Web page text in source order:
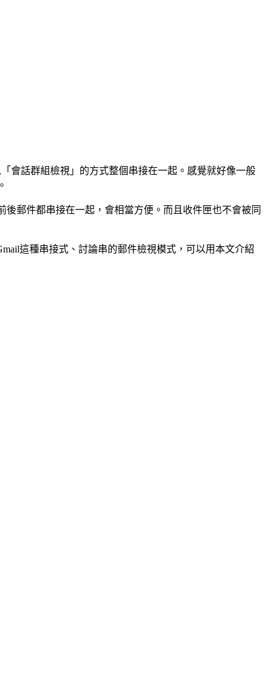
會話群組檢視」的方式整個串接在一起。感覺就好像一般
郵件都串接在一起，會相當方便。而且收件匣也不會被同
這種串接式、討論串的郵件檢視模式，可以用本文介紹